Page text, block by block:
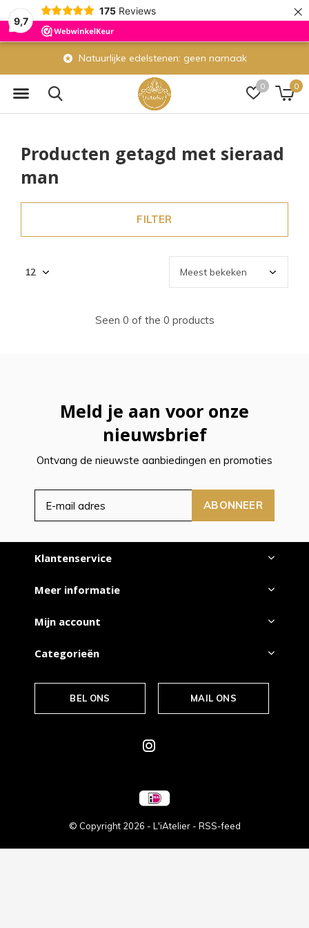
9,7
175 Reviews ×
0 0
Natuurlijke edelstenen: geen namaak
Producten getagd met sieraad
man
FILTER
Seen 0 of the 0 products
Meld je aan voor onze
nieuwsbrief
Ontvang de nieuwste aanbiedingen en promoties
ABONNEER
Klantenservice
Meer informatie
Mijn account
Categorieën
BEL ONS MAIL ONS
© Copyright 2026 - L'iAtelier - RSS-feed